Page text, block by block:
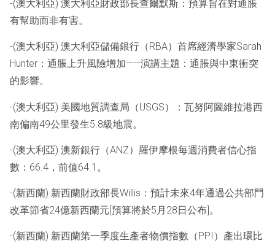
-(澳大利亞) 澳大利亞財政部長查爾默斯：預算旨在對通脹
有幫助而非有害。
-(澳大利亞) 澳大利亞儲備銀行（RBA）首席經濟學家Sarah
Hunter：通脹上升風險增加——演講主題：通脹與中東衝突
的影響。
-(澳大利亞) 美國地質調查局（USGS）：瓦努阿圖維拉港西
南偏南49公里發生5.8級地震。
-(澳大利亞) 澳新銀行（ANZ）羅伊摩根每週消費者信心指
數：66.4，前值64.1。
-(新西蘭) 新西蘭財政部長Willis：預計未來4年通過公共部門
改革節省24億新西蘭元[預算將於5月28日公布]。
-(新西蘭) 新西蘭第一季度生產者物價指數（PPI）產出環比